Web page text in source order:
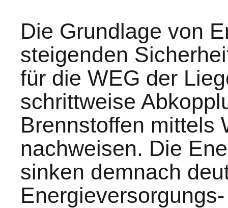
Die Grundlage von
steigenden
für die WEG der
schrittweise
Brennstoffen mittels
nachweisen. Die
sinken demnach